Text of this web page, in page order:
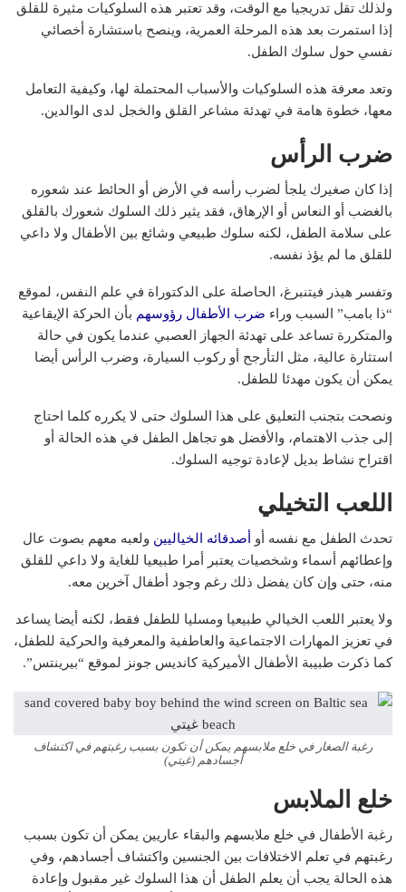
ولذلك تقل تدريجيا مع الوقت، وقد تعتبر هذه السلوكيات مثيرة للقلق
إذا استمرت بعد هذه المرحلة العمرية، وينصح باستشارة أخصائي
نفسي حول سلوك الطفل.
وتعد معرفة هذه السلوكيات والأسباب المحتملة لها، وكيفية التعامل
معها، خطوة هامة في تهدئة مشاعر القلق والخجل لدى الوالدين.
ضرب الرأس
إذا كان صغيرك يلجأ لضرب رأسه في الأرض أو الحائط عند شعوره
بالغضب أو النعاس أو الإرهاق، فقد يثير ذلك السلوك شعورك بالقلق
على سلامة الطفل، لكنه سلوك طبيعي وشائع بين الأطفال ولا داعي
للقلق ما لم يؤذ نفسه.
وتفسر هيذر فيتنبرغ، الحاصلة على الدكتوراة في علم النفس، لموقع
“ذا بامب” السبب وراء ضرب الأطفال رؤوسهم بأن الحركة الإيقاعية
والمتكررة تساعد على تهدئة الجهاز العصبي عندما يكون في حالة
استثارة عالية، مثل التأرجح أو ركوب السيارة، وضرب الرأس أيضا
يمكن أن يكون مهدئا للطفل.
ونصحت بتجنب التعليق على هذا السلوك حتى لا يكرره كلما احتاج
إلى جذب الاهتمام، والأفضل هو تجاهل الطفل في هذه الحالة أو
اقتراح نشاط بديل لإعادة توجيه السلوك.
اللعب التخيلي
تحدث الطفل مع نفسه أو أصدقائه الخياليين ولعبه معهم بصوت عال
وإعطائهم أسماء وشخصيات يعتبر أمرا طبيعيا للغاية ولا داعي للقلق
منه، حتى وإن كان يفضل ذلك رغم وجود أطفال آخرين معه.
ولا يعتبر اللعب الخيالي طبيعيا ومسليا للطفل فقط، لكنه أيضا يساعد
في تعزيز المهارات الاجتماعية والعاطفية والمعرفية والحركية للطفل،
كما ذكرت طبيبة الأطفال الأميركية كانديس جونز لموقع “بيرينتس”.
رغبة الصغار في خلع ملابسهم يمكن أن تكون بسبب رغبتهم في اكتشاف
أجسادهم (غيتي)
خلع الملابس
رغبة الأطفال في خلع ملابسهم والبقاء عاريين يمكن أن تكون بسبب
رغبتهم في تعلم الاختلافات بين الجنسين واكتشاف أجسادهم، وفي
هذه الحالة يجب أن يعلم الطفل أن هذا السلوك غير مقبول وإعادة